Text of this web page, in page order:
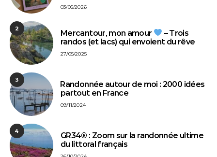
03/05/2026
2
Mercantour, mon amour
– Trois
randos (et lacs) qui envoient du rêve
27/05/2025
3
⁠Randonnée autour de moi : 2000 idées
partout en France
09/11/2024
4
GR34® : Zoom sur la randonnée ultime
du littoral français